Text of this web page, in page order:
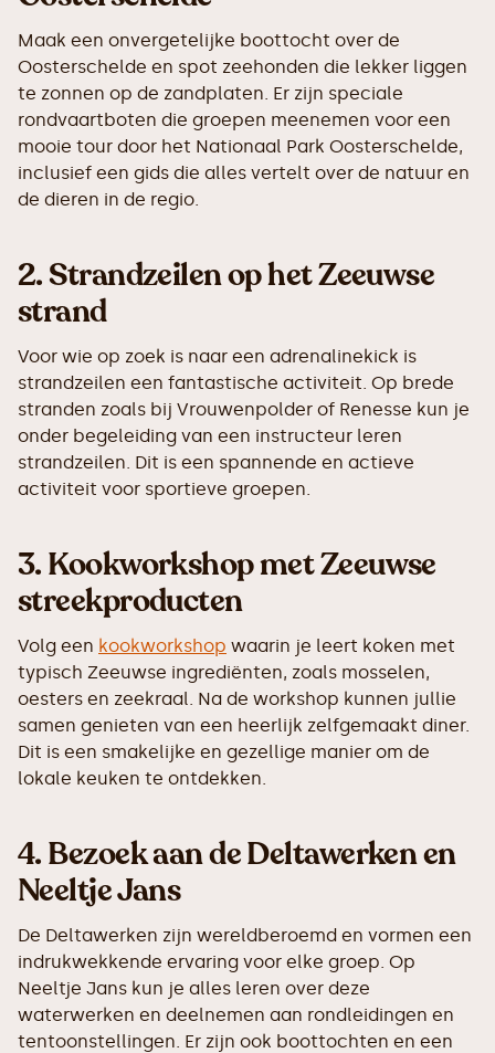
Maak een onvergetelijke boottocht over de
Oosterschelde en spot zeehonden die lekker liggen
te zonnen op de zandplaten. Er zijn speciale
rondvaartboten die groepen meenemen voor een
mooie tour door het Nationaal Park Oosterschelde,
inclusief een gids die alles vertelt over de natuur en
de dieren in de regio.
2.Strandzeilen op het Zeeuwse
strand
Voor wie op zoek is naar een adrenalinekick is
strandzeilen een fantastische activiteit. Op brede
stranden zoals bij Vrouwenpolder of Renesse kun je
onder begeleiding van een instructeur leren
strandzeilen. Dit is een spannende en actieve
activiteit voor sportieve groepen.
3.Kookworkshop met Zeeuwse
streekproducten
Volg een kookworkshop waarin je leert koken met
typisch Zeeuwse ingrediënten, zoals mosselen,
oesters en zeekraal. Na de workshop kunnen jullie
samen genieten van een heerlijk zelfgemaakt diner.
Dit is een smakelijke en gezellige manier om de
lokale keuken te ontdekken.
4.Bezoek aan de Deltawerken en
Neeltje Jans
De Deltawerken zijn wereldberoemd en vormen een
indrukwekkende ervaring voor elke groep. Op
Neeltje Jans kun je alles leren over deze
waterwerken en deelnemen aan rondleidingen en
tentoonstellingen. Er zijn ook boottochten en een